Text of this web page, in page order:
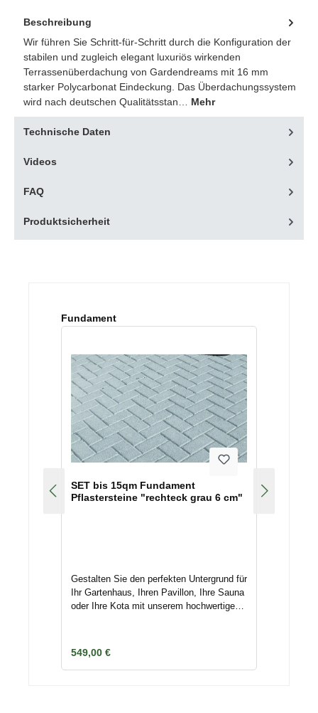
Beschreibung
Wir führen Sie Schritt-für-Schritt durch die Konfiguration der
stabilen und zugleich elegant luxuriös wirkenden
Terrassenüberdachung von Gardendreams mit 16 mm
starker Polycarbonat Eindeckung. Das Überdachungssystem
wird nach deutschen Qualitätsstan… Mehr
Technische Daten
Videos
FAQ
Produktsicherheit
Produktgalerie überspringen
Fundament
SET bis 15qm Fundament
Pflastersteine "rechteck grau 6 cm"
Gestalten Sie den perfekten Untergrund für
Ihr Gartenhaus, Ihren Pavillon, Ihre Sauna
oder Ihre Kota mit unserem hochwertigen
für eine stabile und ansprechende
Fundamentierung
Regulärer Preis:
549,00 €